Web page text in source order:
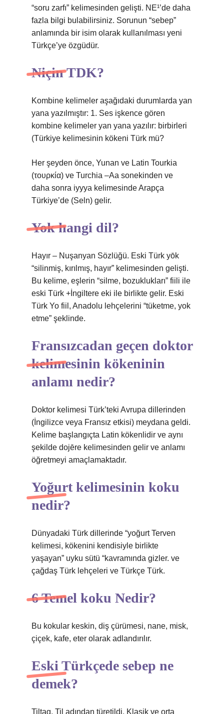
“soru zarfı” kelimesinden gelişti. NE¹’de daha
fazla bilgi bulabilirsiniz. Sorunun “sebep”
anlamında bir isim olarak kullanılması yeni
Türkçe’ye özgüdür.
Niçin TDK?
Kombine kelimeler aşağıdaki durumlarda yan
yana yazılmıştır: 1. Ses işkence gören
kombine kelimeler yan yana yazılır: birbirleri
(Türkiye kelimesinin kökeni Türk mü?
Her şeyden önce, Yunan ve Latin Tourkia
(τουρκία) ve Turchia –Aa sonekinden ve
daha sonra iyyya kelimesinde Arapça
Türkiye’de (Seln) gelir.
Yok hangi dil?
Hayır – Nuşanyan Sözlüğü. Eski Türk yōk
“silinmiş, kırılmış, hayır” kelimesinden gelişti.
Bu kelime, eşlerin “silme, bozuklukları” fiili ile
eski Türk +İngiltere eki ile birlikte gelir. Eski
Türk Yo fiil, Anadolu lehçelerini “tüketme, yok
etme” şeklinde.
Fransızcadan geçen doktor
kelimesinin kökeninin
anlamı nedir?
Doktor kelimesi Türk’teki Avrupa dillerinden
(İngilizce veya Fransız etkisi) meydana geldi.
Kelime başlangıçta Latin kökenlidir ve aynı
şekilde dojēre kelimesinden gelir ve anlamı
öğretmeyi amaçlamaktadır.
Yoğurt kelimesinin koku
nedir?
Dünyadaki Türk dillerinde “yoğurt Terven
kelimesi, kökenini kendisiyle birlikte
yaşayan” uyku sütü “kavramında gizler. ve
çağdaş Türk lehçeleri ve Türkçe Türk.
6 Temel koku Nedir?
Bu kokular keskin, diş çürümesi, nane, misk,
çiçek, kafe, eter olarak adlandırılır.
Eski Türkçede sebep ne
demek?
Tiltag, Til adından türetildi. Klasik ve orta